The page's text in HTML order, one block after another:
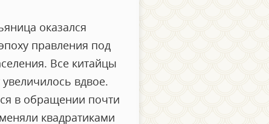
оказался
правления под
Все китайцы
вдвое.
в обращении почти
квадратиками